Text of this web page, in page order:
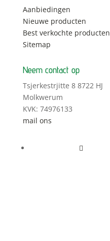
Aanbiedingen
Nieuwe producten
Best verkochte producten
Sitemap
Neem contact op
Tsjerkestrjitte 8 8722 HJ
Molkwerum
KVK: 74976133
mail ons